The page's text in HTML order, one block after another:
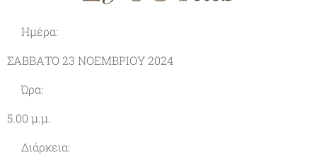
✔Ημέρα:
ΣΑΒΒΑΤΟ 23 ΝΟΕΜΒΡΙΟΥ 2024
✔Ώρα:
5.00 μ.μ.
✔Διάρκεια: